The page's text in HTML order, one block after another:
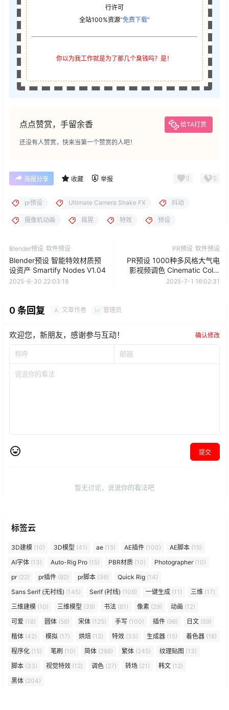
行许可
全站100%资源“免费下载”
你以为我工作就是为了那几个臭钱吗？是！
点点赞赏，手留余香 给TA打赏
还没有人赞赏，快来当第一个赞赏的人吧！
海报分享 收藏 举报 0 0
pr预设 Ultimate Camera Shake FX 抖动
摄像机动画 摇晃 特效 预设
Blender预设 软件预设
Blender预设 智能特效材质预
设资产 Smartify Nodes V1.04
2025-6-30 22:03:18
PR预设 软件预设
PR预设 1000种多风格大气电
影视频调色 Cinematic Color
Presets
2025-7-1 16:02:31
0 条回复 A 文章作者 M 管理员
欢迎您，新朋友，感谢参与互动！ 确认修改
提交
暂无讨论，说说你的看法吧
标签云
3D建模 (10) 3D模型 (41) ae (15) AE插件 (100) AE脚本 (15)
AI字体 (13) Auto-Rig Pro (15) PBR材质 (10) Photographer(10)
pr(22) pr插件 (82) pr脚本 (36) Quick Rig (14)
Sans Serif (无衬线) (145) Serif (衬线) (109) 一键生成 (11) 三维 (17)
三维建模 (10) 三维模型 (39) 书法 (81) 像素 (29) 动画 (12)
可爱 (18) 圆体 (56) 宋体 (125) 手写 (100) 插件 (96) 日文 (59)
楷体 (42) 模拟 (17) 烘焙 (12) 特效 (33) 生成器 (15) 着色器 (18)
程序化 (15) 笔刷 (10) 简体 (288) 繁体 (245) 纹理贴图 (13)
脚本 (33) 视觉特效 (12) 调色 (27) 转场 (21) 韩文 (12)
黑体 (204)